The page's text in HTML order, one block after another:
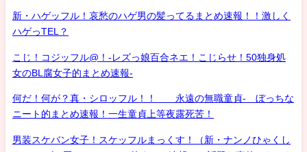
新・ハゲッフル！哀愁のハゲ男の髪ってるまとめ速報！！激しく
ハゲっTEL？
こじ！コジッフル@！-レズっ娘百合ネエ！こじらせ！50独身処
女のBL腐女子的まとめ速報-
何だ！何が？真・シロッフル！！ 永遠の無職童貞- ぼっちな
ニート的まとめ速報！一生童貞上等夜露死苦！
男装スケバン女子！スケッフルまっくす！（新・ナンノひゃくし